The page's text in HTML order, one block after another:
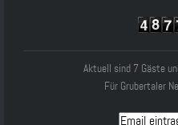
Aktuell sind 7 Gäste
Für Grubertaler